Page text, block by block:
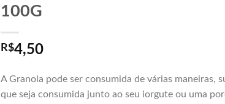
100G
R$4,50
A Granola pode ser consumida de várias maneiras,
que seja consumida junto ao seu iorgute ou uma